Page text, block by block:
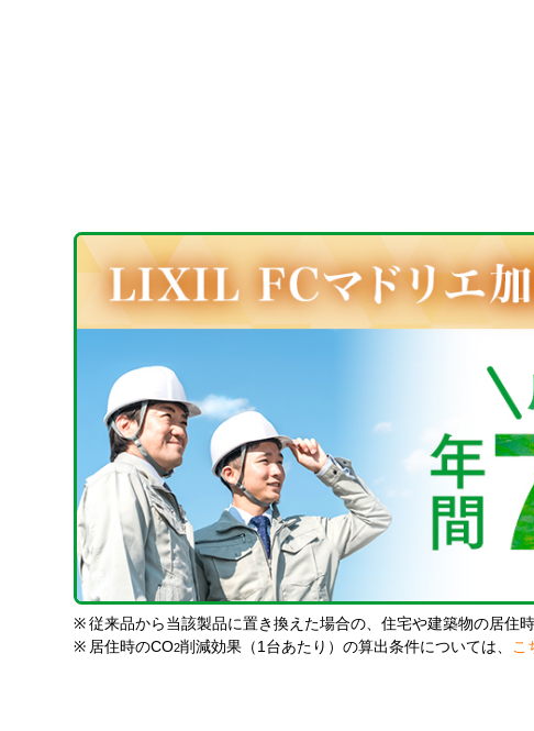
※ 従来品から当該製品に置き換えた場合の、住宅や建築物の居住
※ 居住時のCO2削減効果（1台あたり）の算出条件については、 こ